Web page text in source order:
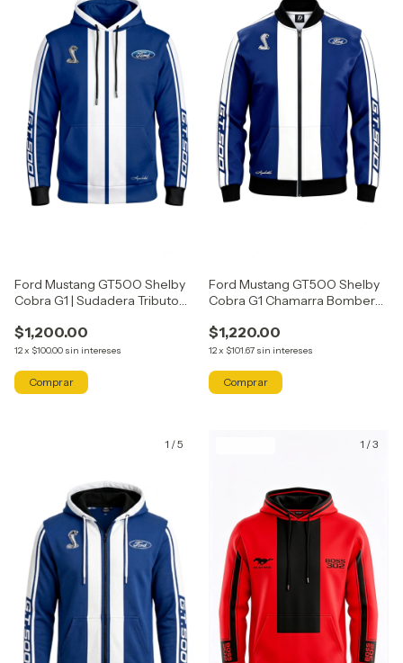
Ford Mustang GT5OO Shelby
Cobra G1 | Sudadera Tributo
$1,200.00
12x $100.00 sin intereses
Comprar
Ford Mustang GT5OO Shelby
Cobra G1 Chamarra Bomber
$1,220.00
12x $101.67 sin intereses
Comprar
1 /5 1 /3